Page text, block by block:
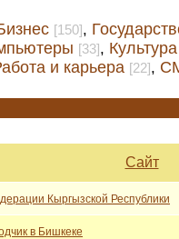
[150],
[33],
и карьера [22],
Сайт
Кыргызской Республики
в Бишкеке